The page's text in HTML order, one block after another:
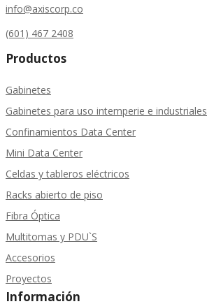
info@axiscorp.co
(601) 467 2408
Productos
Gabinetes
Gabinetes para uso intemperie e industriales
Confinamientos Data Center
Mini Data Center
Celdas y tableros eléctricos
Racks abierto de piso
Fibra Óptica
Multitomas y PDU`S
Accesorios
Proyectos
Información